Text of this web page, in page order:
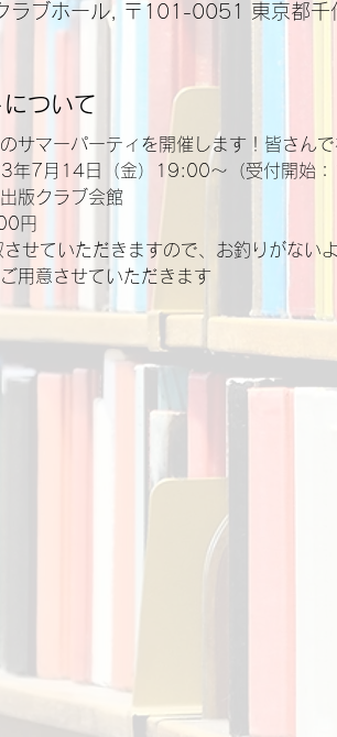
ラブホール, 〒101-0051 東京都千
ついて
サマーパーティを開催します！皆さん
年7月14日（金）19:00〜（受付開始：
版クラブ会館
円
させていただきますので、お釣りがない
用意させていただきます